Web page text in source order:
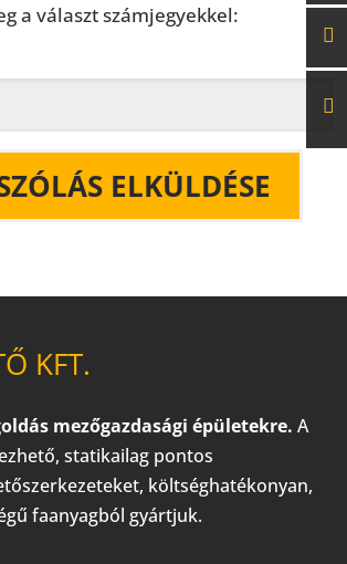
a választ számjegyekkel:
KFT.
mezőgazdasági épületekre. A
statikailag pontos
költséghatékonyan,
faanyagból gyártjuk.